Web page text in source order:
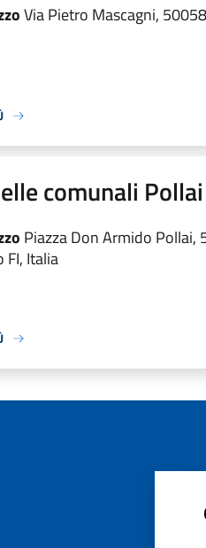
Via Pietro Mascagni,
comunali Pollai
Piazza Don Armido Pollai,
FI, Italia